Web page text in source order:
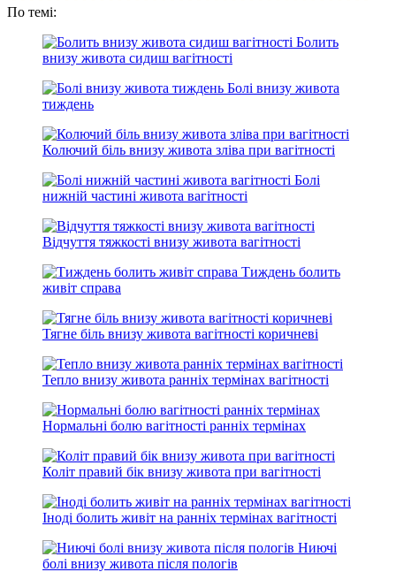
По темі:
Болить
внизу живота сидиш вагітності
Болі внизу живота
тиждень
Колючий біль внизу живота зліва при вагітності
Болі
нижній частині живота вагітності
Відчуття тяжкості внизу живота вагітності
Тиждень болить
живіт справа
Тягне біль внизу живота вагітності коричневі
Тепло внизу живота ранніх термінах вагітності
Нормальні болю вагітності ранніх термінах
Коліт правий бік внизу живота при вагітності
Іноді болить живіт на ранніх термінах вагітності
Ниючі
болі внизу живота після пологів